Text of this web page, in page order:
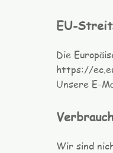
EU-
Die
https://
Unsere E-
Wir sind